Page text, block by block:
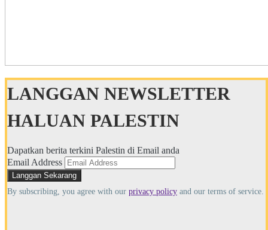
LANGGAN NEWSLETTER
HALUAN PALESTIN
Dapatkan berita terkini Palestin di Email anda
Email Address
By subscribing, you agree with our privacy policy and our terms of service.